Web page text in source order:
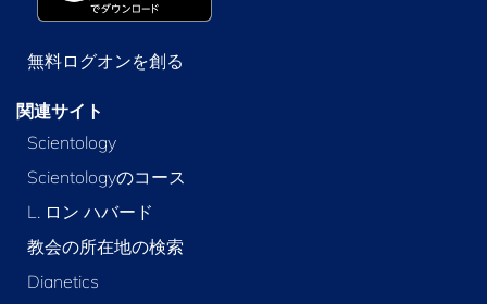
無料ログオンを創る
関連サイト
Scientology
Scientologyのコース
L. ロン ハバード
教会の所在地の検索
Dianetics